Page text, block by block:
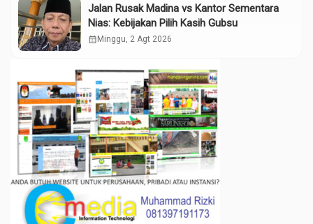
Jalan Rusak Madina vs Kantor Sementara
Nias: Kebijakan Pilih Kasih Gubsu
calendar_monthMinggu, 2 Agt 2026